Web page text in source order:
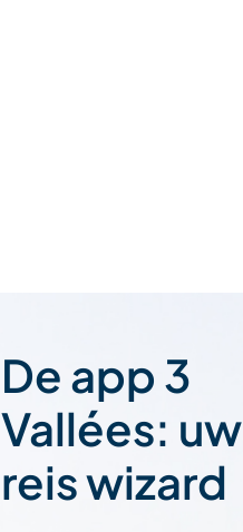
De app 3
Vallées: uw
reis wizard